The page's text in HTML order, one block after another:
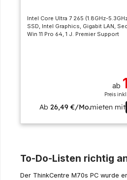
Intel Core Ultra 7 265 (1.8GHz-
SSD, Intel Graphics, Gigabit LAN,
Win 11 Pro 64, 1 J. Premier Support
ab
Preis
Ab26,49 €/Mo.mieten mit
To-Do-Listen richtig
Der ThinkCentre M70s PC wurde